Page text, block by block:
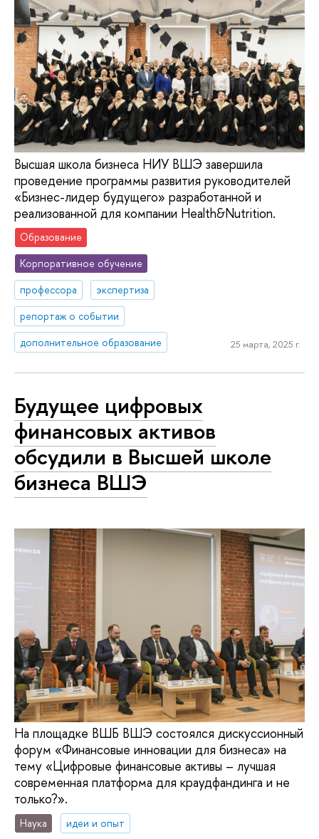
Высшая школа бизнеса НИУ ВШЭ завершила
проведение программы развития руководителей
«Бизнес-лидер будущего» разработанной и
реализованной для компании Health&Nutrition.
Образование
Корпоративное обучение
профессора
экспертиза
репортаж о событии
дополнительное образование
25 марта, 2025 г.
Будущее цифровых
финансовых активов
обсудили в Высшей школе
бизнеса ВШЭ
На площадке ВШБ ВШЭ состоялся дискуссионный
форум «Финансовые инновации для бизнеса» на
тему «Цифровые финансовые активы – лучшая
современная платформа для краудфандинга и не
только?».
Наука идеи и опыт